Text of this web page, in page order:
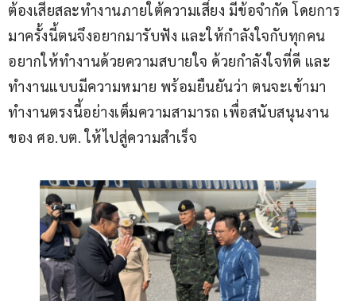
ต้องเสียสละทำงานภายใต้ความเสี่ยง มีข้อจำกัด โดยการ
มาครั้งนี้ตนจึงอยากมารับฟัง และให้กำลังใจกับทุกคน
อยากให้ทำงานด้วยความสบายใจ ด้วยกำลังใจที่ดี และ
ทำงานแบบมีความหมาย พร้อมยืนยันว่า ตนจะเข้ามา
ทำงานตรงนี้อย่างเต็มความสามารถ เพื่อสนับสนุนงาน
ของ ศอ.บต. ให้ไปสู่ความสำเร็จ